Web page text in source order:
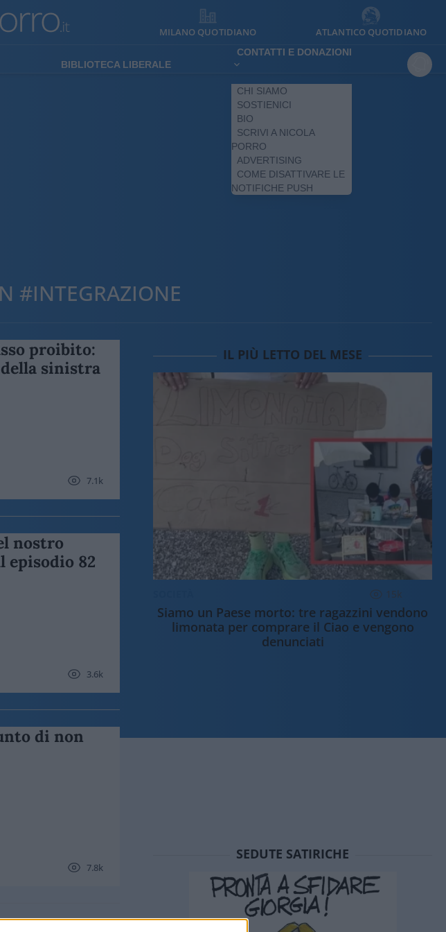
MILANO QUOTIDIANO ATLANTICO QUOTIDIANO
BIBLIOTECA LIBERALE
CONTATTI E DONAZIONI
CHI SIAMO
SOSTIENICI
BIO
SCRIVI A NICOLA
PORRO
ADVERTISING
COME DISATTIVARE LE
NOTIFICHE PUSH
#INTEGRAZIONE
proibito:
sinistra
7.1k
nostro
episodio 82
3.6k
di non
7.8k
IL PIÙ LETTO DEL MESE
15k
Siamo un Paese morto: tre ragazzini vendono
limonata per comprare il Ciao e vengono
denunciati
SEDUTE SATIRICHE